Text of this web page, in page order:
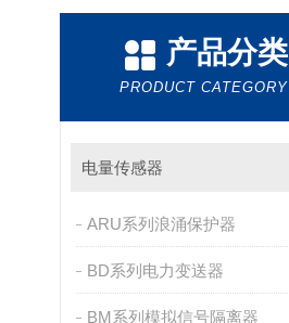
产品分类
PRODUCT CATEGORY
电量传感器
ARU系列浪涌保护器
BD系列电力变送器
BM系列模拟信号隔离器